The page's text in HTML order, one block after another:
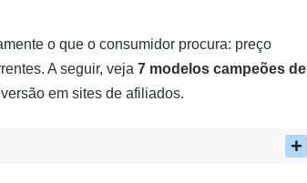
o que o consumidor procura: preço
A seguir, veja 7 modelos campeões de
em sites de afiliados.